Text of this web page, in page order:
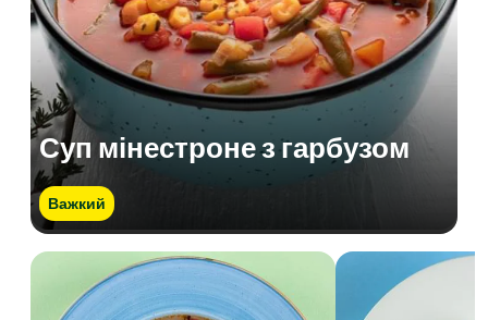
Суп мінестроне з гарбузом
Важкий